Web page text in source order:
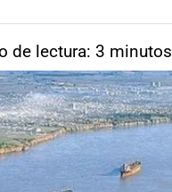
de lectura: 3 minutos